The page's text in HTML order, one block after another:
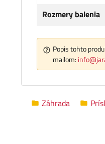
Rozmery balenia
Popis tohto
mailom:
Záhrada